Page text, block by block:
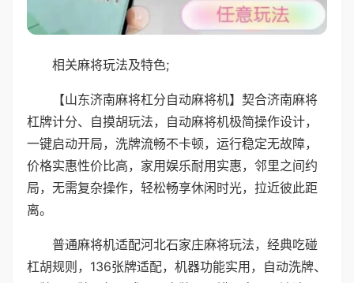
相关麻将玩法及特色;
【山东济南麻将杠分自动麻将机】契合济南麻将
杠牌计分、自摸胡玩法，自动麻将机极简操作设计，
一键启动开局，洗牌流畅不卡顿，运行稳定无故障，
价格实惠性价比高，家用娱乐耐用实惠，邻里之间约
局，无需复杂操作，轻松畅享休闲时光，拉近彼此距
离。
普通麻将机适配河北石家庄麻将玩法，经典吃碰
杠胡规则，136张牌适配，机器功能实用，自动洗牌、